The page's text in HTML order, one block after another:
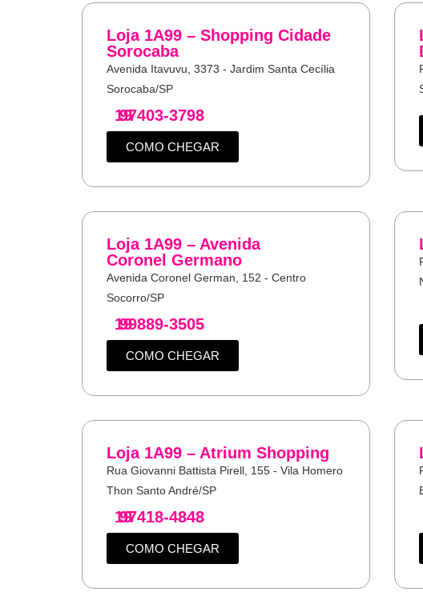
Loja 1A99 – Shopping Cidade
Sorocaba
Avenida Itavuvu, 3373 - Jardim Santa Cecília
Sorocaba/SP
19
97403-3798
COMO CHEGAR
Loja 1A99 – Avenida
Coronel Germano
Avenida Coronel German, 152 - Centro
Socorro/SP
19
99889-3505
COMO CHEGAR
Loja 1A99 – Atrium Shopping
Rua Giovanni Battista Pirell, 155 - Vila Homero
Thon Santo André/SP
19
97418-4848
COMO CHEGAR